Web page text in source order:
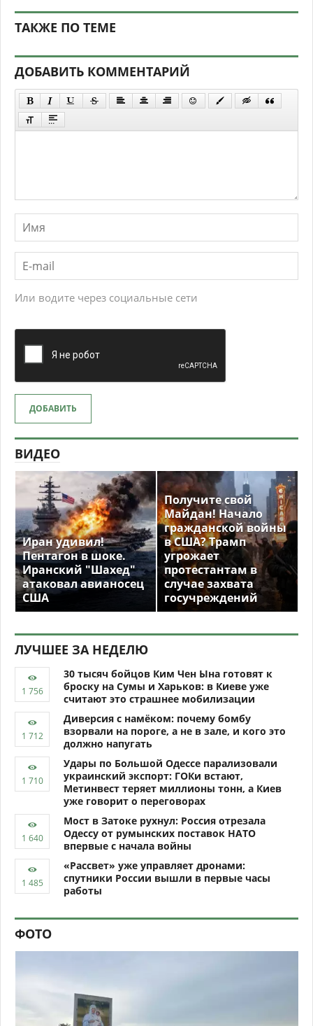
ТАКЖЕ ПО ТЕМЕ
ДОБАВИТЬ КОММЕНТАРИЙ
Или водите через социальные сети
ДОБАВИТЬ
ВИДЕО
Иран удивил!
Пентагон в шоке.
Иранский "Шахед"
атаковал авианосец
США
Получите свой
Майдан! Начало
гражданской войны
в США? Трамп
угрожает
протестантам в
случае захвата
госучреждений
ЛУЧШЕЕ ЗА НЕДЕЛЮ
30 тысяч бойцов Ким Чен Ына готовят к
броску на Сумы и Харьков: в Киеве уже
считают это страшнее мобилизации
Диверсия с намёком: почему бомбу
взорвали на пороге, а не в зале, и кого это
должно напугать
Удары по Большой Одессе парализовали
украинский экспорт: ГОКи встают,
Метинвест теряет миллионы тонн, а Киев
уже говорит о переговорах
Мост в Затоке рухнул: Россия отрезала
Одессу от румынских поставок НАТО
впервые с начала войны
«Рассвет» уже управляет дронами:
спутники России вышли в первые часы
работы
ФОТО